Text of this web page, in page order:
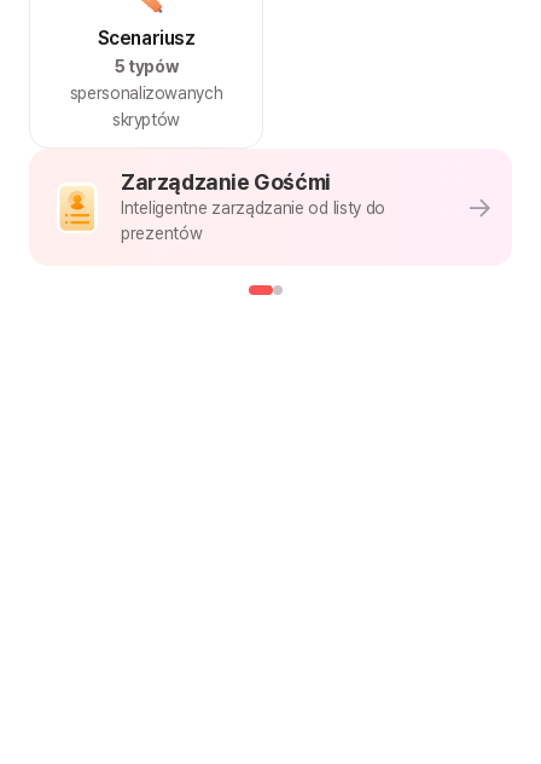
Scenariusz
5 typów
spersonalizowanych
skryptów
Zarządzanie Gośćmi
Inteligentne zarządzanie od listy do
prezentów